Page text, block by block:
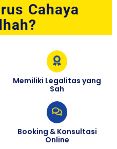
Cahaya
Memiliki Legalitas yang
Sah
Booking & Konsultasi
Online